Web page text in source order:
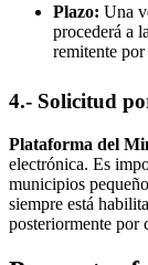
Plazo: Una
procederá a
remitente
4.- Solicitud
Plataforma del
electrónica. Es
municipios
siempre está
posteriormente por